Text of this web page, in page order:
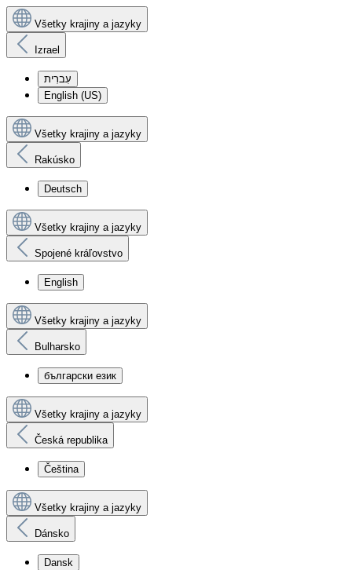
Všetky krajiny a jazyky
Izrael
עִברִית
English (US)
Všetky krajiny a jazyky
Rakúsko
Deutsch
Všetky krajiny a jazyky
Spojené kráľovstvo
English
Všetky krajiny a jazyky
Bulharsko
български език
Všetky krajiny a jazyky
Česká republika
Čeština
Všetky krajiny a jazyky
Dánsko
Dansk